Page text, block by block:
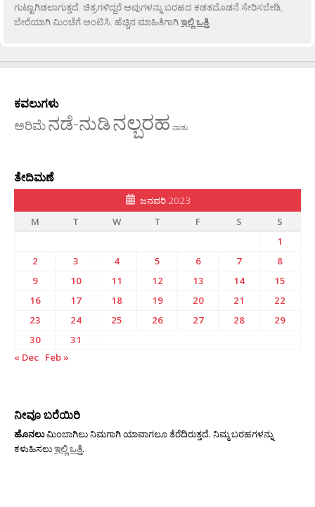
ಗುಟ್ಟಾಗಿಡಲಾಗುತ್ತದೆ. ಚಿತ್ರಗಳಿದ್ದರೆ ಅವುಗಳನ್ನು ಬರಹದ ಕಡತದೊಡನೆ ಸೇರಿಸಬೇಡಿ,
ಬೇರೆಯಾಗಿ ಮಿಂಚೆಗೆ ಅಂಟಿಸಿ. ಹೆಚ್ಚಿನ ಮಾಹಿತಿಗಾಗಿಇಲ್ಲಿ ಒತ್ತಿ.
ಕವಲುಗಳು
ಅರಿಮೆನಡೆ-ನುಡಿನಲ್ಬರಹ ನಾಡು
ತೇದಿಮಣೆ
ಜನವರಿ 2023
M
T W T F S
S
1
2
3 4 5 6 7
8
9
10 11 12 13 14
15
16
17 18 19 20 21
22
23
24 25 26 27 28
29
30
31
« Dec Feb »
ನೀವೂ ಬರೆಯಿರಿ
ಹೊನಲುಮಿಂಬಾಗಿಲು ನಿಮಗಾಗಿ ಯಾವಾಗಲೂ ತೆರೆದಿರುತ್ತದೆ. ನಿಮ್ಮ ಬರಹಗಳನ್ನು
ಕಳುಹಿಸಲುಇಲ್ಲಿ ಒತ್ತಿ.